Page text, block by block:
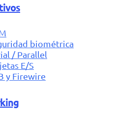
biométrica
/ Parallel
E/S
y Firewire